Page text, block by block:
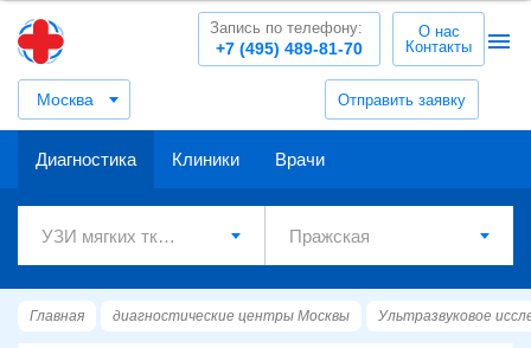
Москва Отправить заявку
+7 (495) 489-81-70
Запись по телефону:
О нас
Контакты
Диагностика Клиники Врачи
Главная диагностические центры Москвы Ультразвуковое